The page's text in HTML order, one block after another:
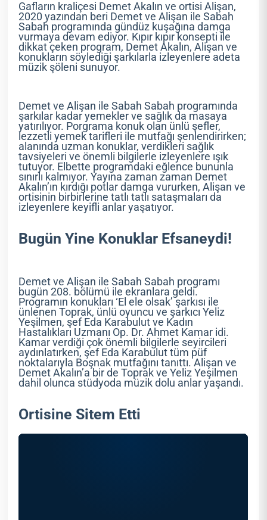
Gafların kraliçesi Demet Akalın ve ortisi Alişan,
2020 yazından beri Demet ve Alişan ile Sabah
Sabah programında gündüz kuşağına damga
vurmaya devam ediyor. Kıpır kıpır konsepti ile
dikkat çeken program, Demet Akalın, Alişan ve
konukların söylediği şarkılarla izleyenlere adeta
müzik şöleni sunuyor.
Demet ve Alişan ile Sabah Sabah programında
şarkılar kadar yemekler ve sağlık da masaya
yatırılıyor. Porgrama konuk olan ünlü şefler,
lezzetli yemek tarifleri ile mutfağı şenlendirirken;
alanında uzman konuklar, verdikleri sağlık
tavsiyeleri ve önemli bilgilerle izleyenlere ışık
tutuyor. Elbette programdaki eğlence bununla
sınırlı kalmıyor. Yayına zaman zaman Demet
Akalın’ın kırdığı potlar damga vururken, Alişan ve
ortisinin birbirlerine tatlı tatlı sataşmaları da
izleyenlere keyifli anlar yaşatıyor.
Bugün Yine Konuklar Efsaneydi!
Demet ve Alişan ile Sabah Sabah programı
bugün 208. bölümü ile ekranlara geldi.
Programın konukları ‘El ele olsak’ şarkısı ile
ünlenen Toprak, ünlü oyuncu ve şarkıcı Yeliz
Yeşilmen, şef Eda Karabulut ve Kadın
Hastalıkları Uzmanı Op. Dr. Ahmet Kamar idi.
Kamar verdiği çok önemli bilgilerle seyircileri
aydınlatırken, şef Eda Karabulut tüm püf
noktalarıyla Boşnak mutfağını tanıttı. Alişan ve
Demet Akalın’a bir de Toprak ve Yeliz Yeşilmen
dahil olunca stüdyoda müzik dolu anlar yaşandı.
Ortisine Sitem Etti